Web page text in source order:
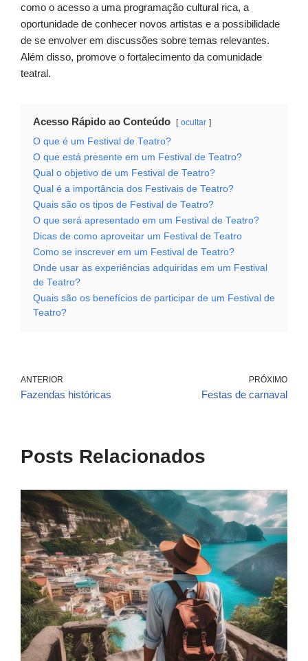
como o acesso a uma programação cultural rica, a
oportunidade de conhecer novos artistas e a possibilidade
de se envolver em discussões sobre temas relevantes.
Além disso, promove o fortalecimento da comunidade
teatral.
Acesso Rápido ao Conteúdo ocultar
O que é um Festival de Teatro?
O que está presente em um Festival de Teatro?
Qual o objetivo de um Festival de Teatro?
Qual é a importância dos Festivais de Teatro?
Quais são os tipos de Festival de Teatro?
O que será apresentado em um Festival de Teatro?
Dicas de como aproveitar um Festival de Teatro
Como se inscrever em um Festival de Teatro?
Onde usar as experiências adquiridas em um Festival
de Teatro?
Quais são os benefícios de participar de um Festival de
Teatro?
ANTERIOR
Fazendas históricas
PRÓXIMO
Festas de carnaval
Posts Relacionados